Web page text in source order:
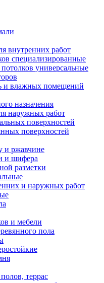
внутренних работ
специализированные
универсальные
и влажных помещений
назначения
наружных работ
поверхностей
поверхностей
и ржавчине
и шифера
разметки
и наружных работ
и мебели
пола
террас